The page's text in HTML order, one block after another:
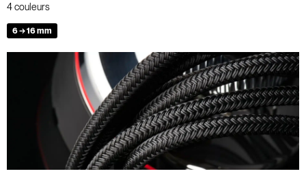
4 couleurs
6 → 16 mm